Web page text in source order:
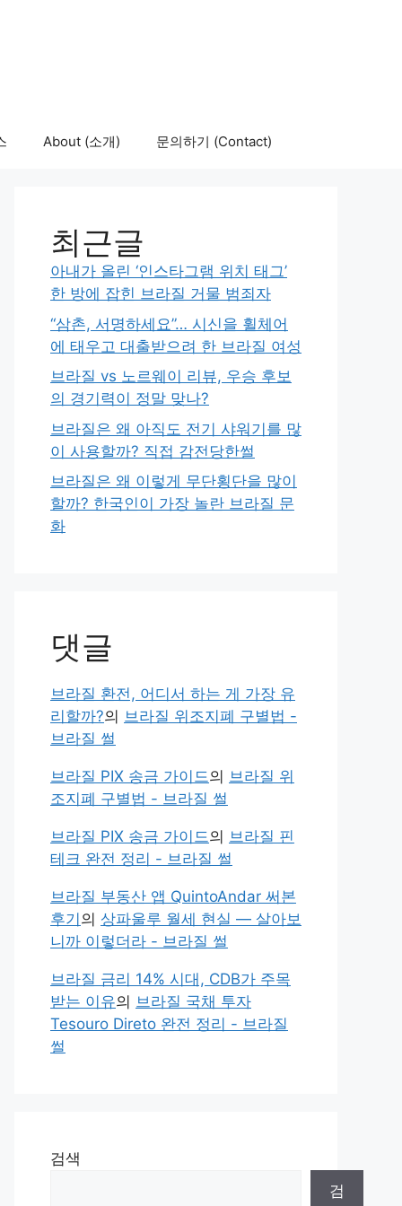
About (소개) 문의하기 (Contact)
최근글
아내가 올린 ‘인스타그램 위치 태그’
한 방에 잡힌 브라질 거물 범죄자
“삼촌, 서명하세요”… 시신을 휠체어
에 태우고 대출받으려 한 브라질 여성
브라질 vs 노르웨이 리뷰, 우승 후보
의 경기력이 정말 맞나?
브라질은 왜 아직도 전기 샤워기를 많
이 사용할까? 직접 감전당한썰
브라질은 왜 이렇게 무단횡단을 많이
할까? 한국인이 가장 놀란 브라질 문
화
댓글
브라질 환전, 어디서 하는 게 가장 유
리할까?의 브라질 위조지폐 구별법 -
브라질 썰
브라질 PIX 송금 가이드의 브라질 위
조지폐 구별법 - 브라질 썰
브라질 PIX 송금 가이드의 브라질 핀
테크 완전 정리 - 브라질 썰
브라질 부동산 앱 QuintoAndar 써본
후기 의 상파울루 월세 현실 — 살아보
니까 이렇더라 - 브라질 썰
브라질 금리 14% 시대, CDB가 주목
받는 이유의 브라질 국채 투자
Tesouro Direto 완전 정리 - 브라질
썰
검색
검